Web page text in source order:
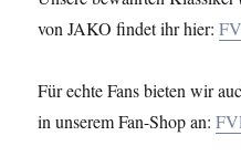
von JAKO findet ihr hier:
Für echte Fans bieten wir
in unserem Fan-Shop an: